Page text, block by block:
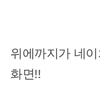
위에까지가 네
화면!!